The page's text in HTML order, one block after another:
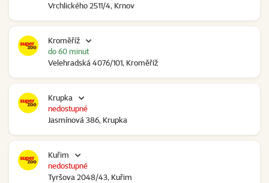
Vrchlického 2511/4, Krnov
Kroměříž
Velehradská 4076/101, Kroměříž
do 60 minut
Krupka
Jasmínová 386, Krupka
nedostupné
Kuřim
Tyršova 2048/43, Kuřim
nedostupné